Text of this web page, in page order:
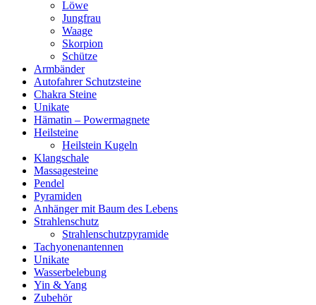
Löwe
Jungfrau
Waage
Skorpion
Schütze
Armbänder
Autofahrer Schutzsteine
Chakra Steine
Unikate
Hämatin – Powermagnete
Heilsteine
Heilstein Kugeln
Klangschale
Massagesteine
Pendel
Pyramiden
Anhänger mit Baum des Lebens
Strahlenschutz
Strahlenschutzpyramide
Tachyonenantennen
Unikate
Wasserbelebung
Yin & Yang
Zubehör